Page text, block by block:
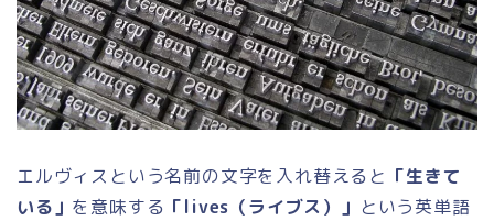
エルヴィスという名前の文字を入れ替えると 「生きて
いる」 を意味する 「lives（ライブス）」 という英単語